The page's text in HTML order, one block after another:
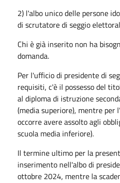
2) l'albo unico delle persone
di scrutatore di seggio
Chi è già inserito non ha
domanda.
Per l'ufficio di presidente di
requisiti, c'è il possesso del
al diploma di istruzione
(media superiore), mentre
occorre avere assolto agli
scuola media inferiore).
Il termine ultimo per la
inserimento nell'albo di
ottobre 2024, mentre la